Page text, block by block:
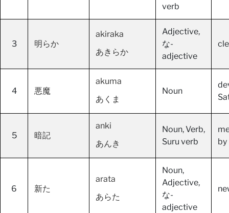
verb
3 明らか
akiraka
あきらか
Adjective,
な-
adjective
4 悪魔
akuma
あくま
Noun
5 暗記
anki
あんき
Noun, Verb,
Suru verb
by
6 新た
arata
あらた
Noun,
Adjective,
な-
adjective